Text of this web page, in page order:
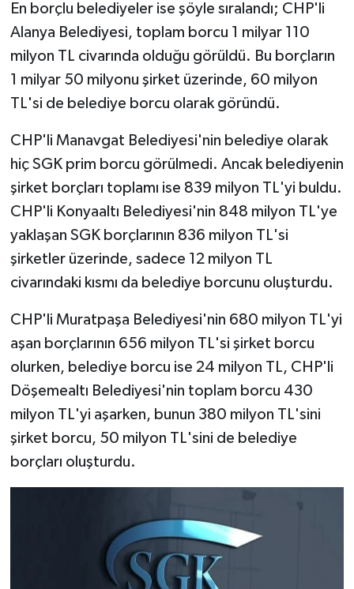
En borçlu belediyeler ise şöyle sıralandı; CHP'li
Alanya Belediyesi, toplam borcu 1 milyar 110
milyon TL civarında olduğu görüldü. Bu borçların
1 milyar 50 milyonu şirket üzerinde, 60 milyon
TL'si de belediye borcu olarak göründü.
CHP'li Manavgat Belediyesi'nin belediye olarak
hiç SGK prim borcu görülmedi. Ancak belediyenin
şirket borçları toplamı ise 839 milyon TL'yi buldu.
CHP'li Konyaaltı Belediyesi'nin 848 milyon TL'ye
yaklaşan SGK borçlarının 836 milyon TL'si
şirketler üzerinde, sadece 12 milyon TL
civarındaki kısmı da belediye borcunu oluşturdu.
CHP'li Muratpaşa Belediyesi'nin 680 milyon TL'yi
aşan borçlarının 656 milyon TL'si şirket borcu
olurken, belediye borcu ise 24 milyon TL, CHP'li
Döşemealtı Belediyesi'nin toplam borcu 430
milyon TL'yi aşarken, bunun 380 milyon TL'sini
şirket borcu, 50 milyon TL'sini de belediye
borçları oluşturdu.